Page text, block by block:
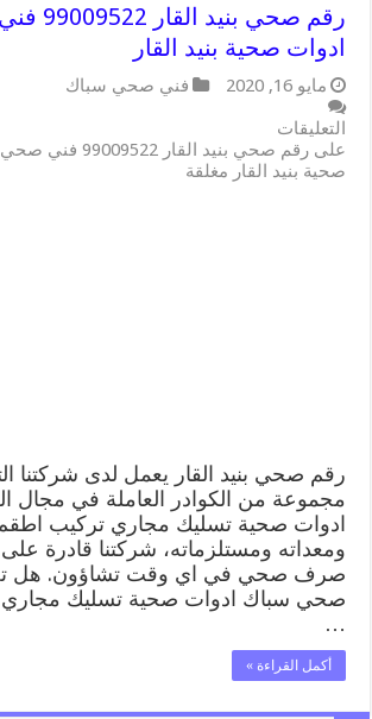
رقم صحي
ادوات صحية بنيد القار
مايو 16, 2020
فني صحي سباك
التعليقات
على رقم صحي بنيد
صحية بنيد القار مغلقة
رقم صحي بنيد القار يعمل لدى شركتنا
مجموعة من الكوادر العاملة في
ادوات صحية تسليك مجاري تركيب
ومعداته ومستلزماته، شركتنا قادرة
صرف صحي في اي وقت تشاؤون. هل
صحي سباك ادوات صحية تسليك مجاري
…
أكمل القراءة »